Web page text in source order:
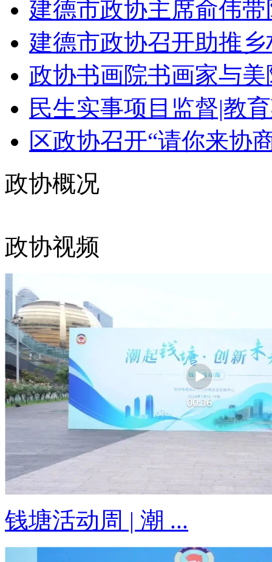
建德市政协主席俞伟
建德市政协召开助推
政协书画院书画家与
民生实事项目监督|教
区政协召开“请你来协
政协概况
政协视频
钱塘活动周 | 潮 ...